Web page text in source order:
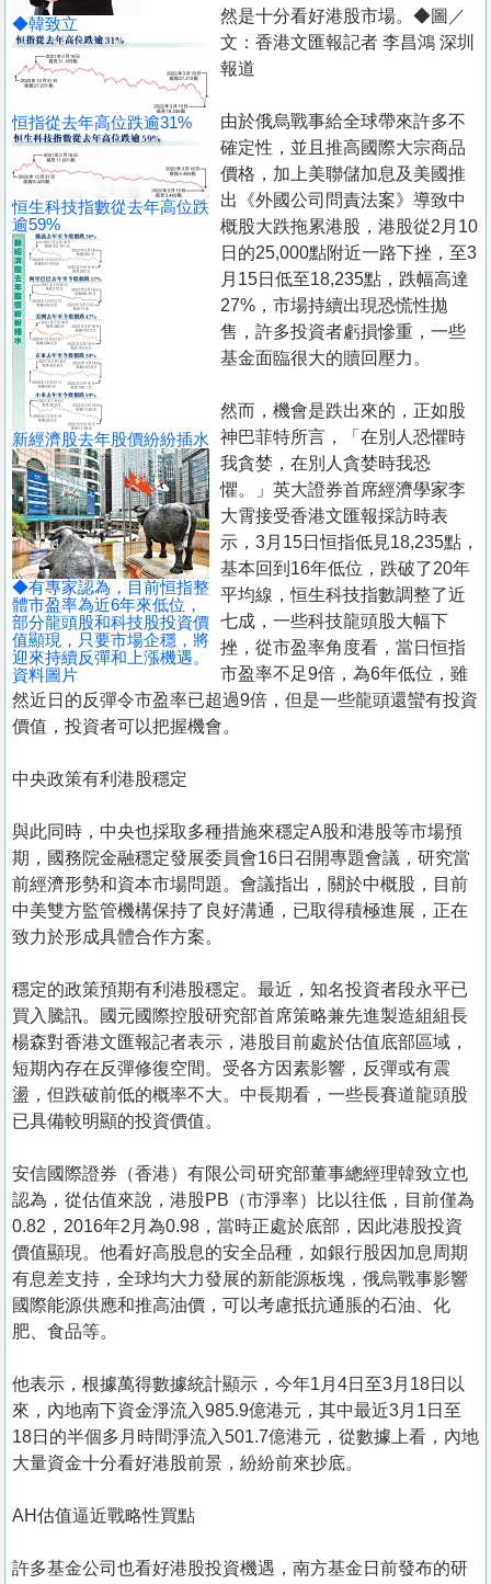
◆韓致立
恒指從去年高位跌逾31%
恒生科技指數從去年高位跌
逾59%
新經濟股去年股價紛紛插水
◆有專家認為，目前恒指整
體市盈率為近6年來低位，
部分龍頭股和科技股投資價
值顯現，只要市場企穩，將
迎來持續反彈和上漲機遇。
資料圖片
然是十分看好港股市場。◆圖／
文：香港文匯報記者 李昌鴻 深圳
報道
由於俄烏戰事給全球帶來許多不
確定性，並且推高國際大宗商品
價格，加上美聯儲加息及美國推
出《外國公司問責法案》導致中
概股大跌拖累港股，港股從2月10
日的25,000點附近一路下挫，至3
月15日低至18,235點，跌幅高達
27%，市場持續出現恐慌性拋
售，許多投資者虧損慘重，一些
基金面臨很大的贖回壓力。
然而，機會是跌出來的，正如股
神巴菲特所言，「在別人恐懼時
我貪婪，在別人貪婪時我恐
懼。」英大證券首席經濟學家李
大霄接受香港文匯報採訪時表
示，3月15日恒指低見18,235點，
基本回到16年低位，跌破了20年
平均線，恒生科技指數調整了近
七成，一些科技龍頭股大幅下
挫，從市盈率角度看，當日恒指
市盈率不足9倍，為6年低位，雖
然近日的反彈令市盈率已超過9倍，但是一些龍頭還蠻有投資
價值，投資者可以把握機會。
中央政策有利港股穩定
與此同時，中央也採取多種措施來穩定A股和港股等市場預
期，國務院金融穩定發展委員會16日召開專題會議，研究當
前經濟形勢和資本市場問題。會議指出，關於中概股，目前
中美雙方監管機構保持了良好溝通，已取得積極進展，正在
致力於形成具體合作方案。
穩定的政策預期有利港股穩定。最近，知名投資者段永平已
買入騰訊。國元國際控股研究部首席策略兼先進製造組組長
楊森對香港文匯報記者表示，港股目前處於估值底部區域，
短期內存在反彈修復空間。受各方因素影響，反彈或有震
盪，但跌破前低的概率不大。中長期看，一些長賽道龍頭股
已具備較明顯的投資價值。
安信國際證券（香港）有限公司研究部董事總經理韓致立也
認為，從估值來說，港股PB（市淨率）比以往低，目前僅為
0.82，2016年2月為0.98，當時正處於底部，因此港股投資
價值顯現。他看好高股息的安全品種，如銀行股因加息周期
有息差支持，全球均大力發展的新能源板塊，俄烏戰事影響
國際能源供應和推高油價，可以考慮抵抗通脹的石油、化
肥、食品等。
他表示，根據萬得數據統計顯示，今年1月4日至3月18日以
來，內地南下資金淨流入985.9億港元，其中最近3月1日至
18日的半個多月時間淨流入501.7億港元，從數據上看，內地
大量資金十分看好港股前景，紛紛前來抄底。
AH估值逼近戰略性買點
許多基金公司也看好港股投資機遇，南方基金日前發布的研